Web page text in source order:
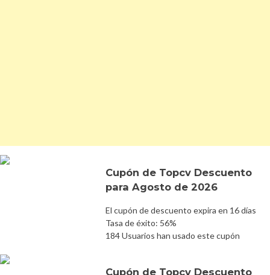
Cupón de Topcv Descuento
para Agosto de 2026
El cupón de descuento expira en 16 días
Tasa de éxito: 56%
184 Usuarios han usado este cupón
Cupón de Topcv Descuento